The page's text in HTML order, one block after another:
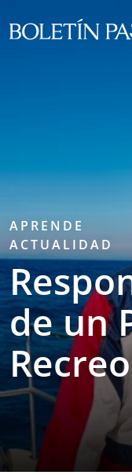
APRENDE
ACTUALIDAD
de un